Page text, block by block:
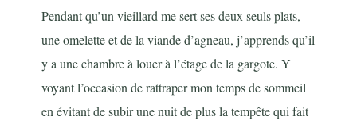
Pendant qu’un vieillard me sert ses deux seuls plats,
une omelette et de la viande d’agneau, j’apprends qu’il
y a une chambre à louer à l’étage de la gargote. Y
voyant l’occasion de rattraper mon temps de sommeil
en évitant de subir une nuit de plus la tempête qui fait